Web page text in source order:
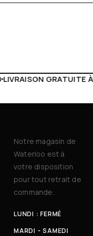
DE 150€LIVE
Notre magasin de
Waterloo est à
votre disposition
pour tout retrait de
commande.
LUNDI : FERMÉ
MARDI - SAMEDI